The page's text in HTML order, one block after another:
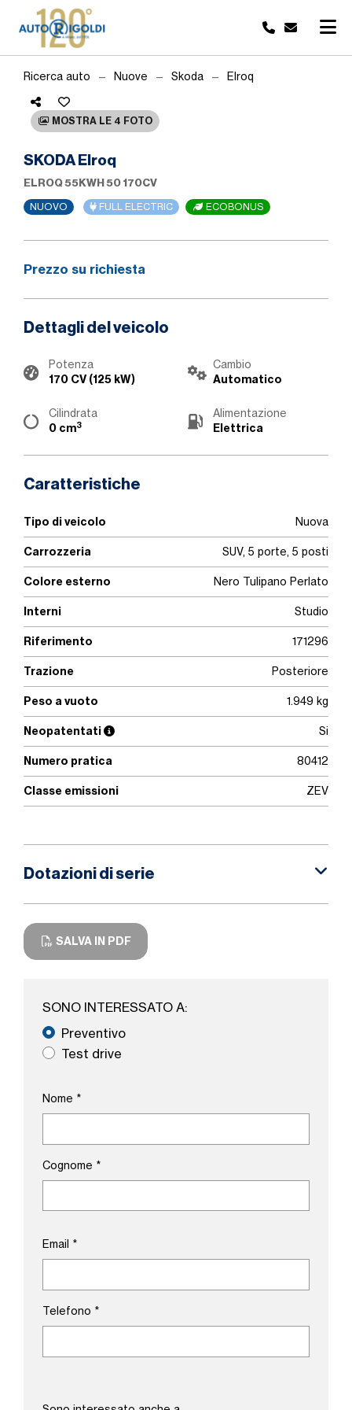
Ricerca auto Nuove Skoda Elroq
MOSTRA LE 4 FOTO
SKODA Elroq
ELROQ 55KWH 50 170CV
NUOVO FULL ELECTRIC ECOBONUS
Prezzo su richiesta
Dettagli del veicolo
Potenza
170 CV (125 kW)
Cambio
Automatico
Cilindrata
0 cm3
Alimentazione
Elettrica
Caratteristiche
Tipo di veicolo Nuova
Carrozzeria SUV, 5 porte, 5 posti
Colore esterno Nero Tulipano Perlato
Interni Studio
Riferimento 171296
Trazione Posteriore
Peso a vuoto 1.949 kg
Neopatentati Si
Numero pratica 80412
Classe emissioni ZEV
Dotazioni di serie
SALVA IN PDF
SONO INTERESSATO A:
Preventivo
Test drive
Nome *
Cognome *
Email *
Telefono *